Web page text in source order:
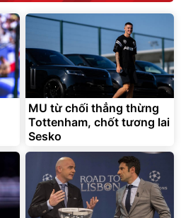
MU từ chối thẳng thừng
Tottenham, chốt tương lai
Sesko